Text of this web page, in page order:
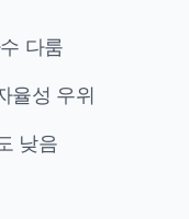
다룸
율성 우위
낮음